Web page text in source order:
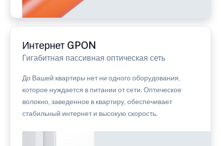
Интернет GPON
Гигабитная пассивная оптическая сеть
До Вашей квартиры нет ни одного оборудования,
которое нуждается в питании от сети. Оптическое
волокно, заведенное в квартиру, обеспечивает
стабильный интернет и высокую скорость.